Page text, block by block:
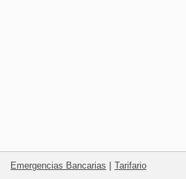
Emergencias Bancarias | Tarifario